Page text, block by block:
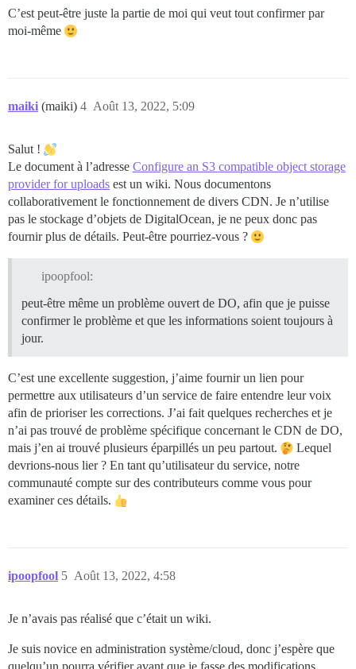
C’est peut-être juste la partie de moi qui veut tout confirmer par
moi-même
maiki (maiki) Août 13, 2022, 5:09
4
Salut !
Le document à l’adresse Configure an S3 compatible object storage
provider for uploads est un wiki. Nous documentons
collaborativement le fonctionnement de divers CDN. Je n’utilise
pas le stockage d’objets de DigitalOcean, je ne peux donc pas
fournir plus de détails. Peut-être pourriez-vous ?
ipoopfool:
peut-être même un problème ouvert de DO, afin que je puisse
confirmer le problème et que les informations soient toujours à
jour.
C’est une excellente suggestion, j’aime fournir un lien pour
permettre aux utilisateurs d’un service de faire entendre leur voix
afin de prioriser les corrections. J’ai fait quelques recherches et je
n’ai pas trouvé de problème spécifique concernant le CDN de DO,
mais j’en ai trouvé plusieurs éparpillés un peu partout.
Lequel
devrions-nous lier ? En tant qu’utilisateur du service, notre
communauté compte sur des contributeurs comme vous pour
examiner ces détails.
ipoopfool Août 13, 2022, 4:58
5
Je n’avais pas réalisé que c’était un wiki.
Je suis novice en administration système/cloud, donc j’espère que